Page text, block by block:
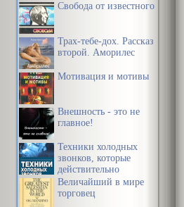
Свобода от известного
Трах-тебе-дох. Рассказ
второй. Аморилес
Мотивация и мотивы
Внешность - это не
главное!
Техники холодных
звонков, которые
действительно
работают
Величайший в мире
торговец